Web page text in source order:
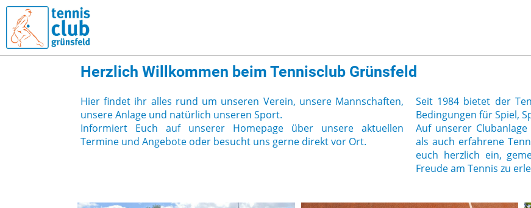
Herzlich Willkommen beim Tennisclub Grünsfeld
Hier findet ihr alles rund um unseren Verein, unsere Mannschaften,
unsere Anlage und natürlich unseren Sport.
Informiert Euch auf unserer Homepage über unsere aktuellen
Termine und Angebote oder besucht uns gerne direkt vor Ort.
Seit 1984 bietet der
Bedingungen für Spiel,
Auf unserer
als auch erfahrene
euch herzlich ein,
Freude am Tennis zu